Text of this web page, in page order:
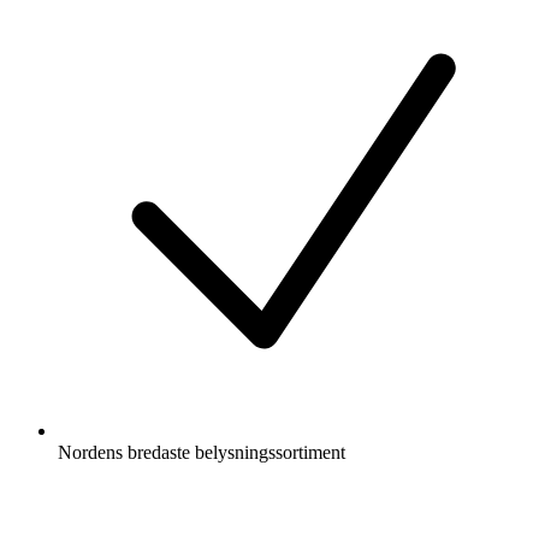
Nordens bredaste belysningssortiment